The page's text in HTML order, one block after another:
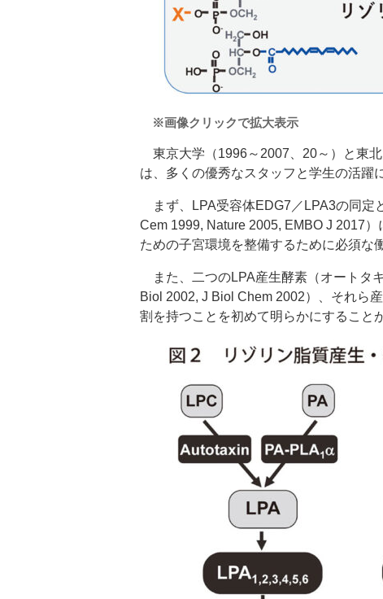
※画像クリックで拡大表示
東京大学（1996～2007、20～）と東
は、多くの優秀なスタッフと学生の活躍
まず、LPA受容体EDG7／LPA3の同定
Cem 1999, Nature 2005, EMBO J 2017
ための子宮環境を整備するために必須な
また、二つのLPA産生酵素（オートタ
Biol 2002, J Biol Chem 2002）、それら
割を持つことを初めて明らかにすること